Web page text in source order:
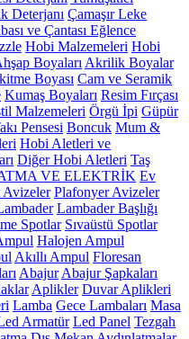
Deterjanı Çamaşır Leke
ve Çantası Eğlence
Hobi Malzemeleri Hobi
Boyaları Akrilik Boyalar
Boyası Cam ve Seramik
Kumaş Boyaları Resim Fırçası
Malzemeleri Örgü İpi Güpür
Pensesi Boncuk Mum &
Hobi Aletleri ve
Diğer Hobi Aletleri Taş
VE ELEKTRİK Ev
Avizeler Plafonyer Avizeler
Lambader Başlığı
Spotlar Sıvaüstü Spotlar
Halojen Ampul
Akıllı Ampul Floresan
Abajur Abajur Şapkaları
Aplikler Duvar Aplikleri
Lamba Gece Lambaları Masa
Armatür Led Panel Tezgah